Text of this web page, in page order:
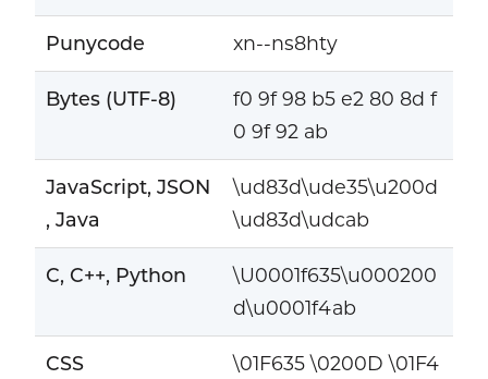
Punycode xn--ns8hty
Bytes (UTF-8)
f0 9f 98 b5 e2 80 8d f
0 9f 92 ab
JavaScript, JSON
, Java
\ud83d\ude35\u200d
\ud83d\udcab
C, C++, Python
\U0001f635\u000200
d\u0001f4ab
CSS
\01F635 \0200D \01F4